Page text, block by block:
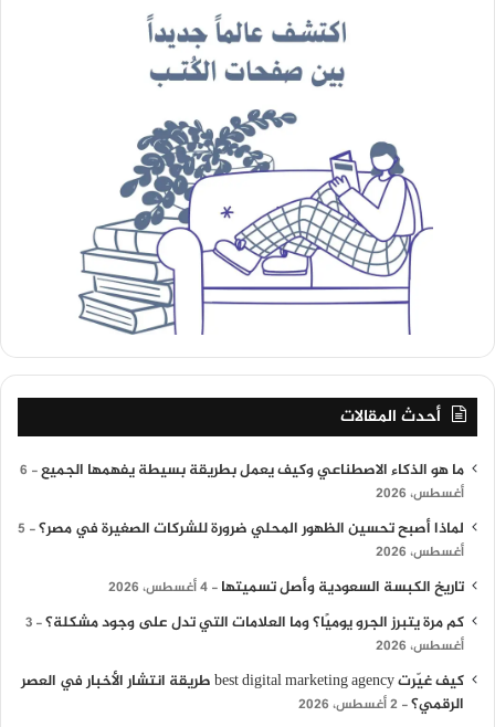
أحدث المقالات
ما هو الذكاء الاصطناعي وكيف يعمل بطريقة بسيطة يفهمها الجميع
6
أغسطس، 2026
لماذا أصبح تحسين الظهور المحلي ضرورة للشركات الصغيرة في مصر؟
5
أغسطس، 2026
تاريخ الكبسة السعودية وأصل تسميتها 4 أغسطس، 2026
كم مرة يتبرز الجرو يوميًا؟ وما العلامات التي تدل على وجود مشكلة؟ 3
أغسطس، 2026
كيف غيّرت best digital marketing agency طريقة انتشار الأخبار في العصر
الرقمي؟ 2 أغسطس، 2026